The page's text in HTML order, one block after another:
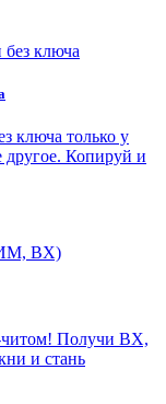
ключа только у
Копируй и
читом! Получи ВХ,
и стань